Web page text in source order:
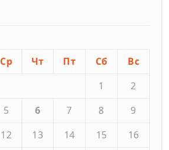
Ср Чт Пт Сб
Вс
1
2
5 6 7 8
9
12 13 14 15
16